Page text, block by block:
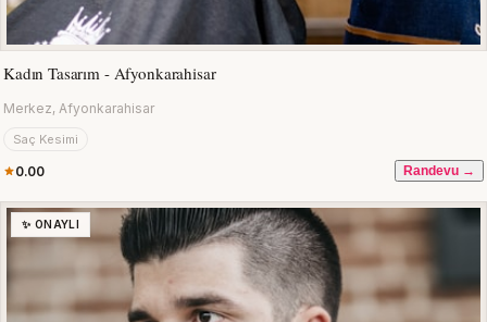
Kadın Tasarım - Afyonkarahisar
Merkez, Afyonkarahisar
Saç Kesimi
0.00 Randevu →
✨ ONAYLI